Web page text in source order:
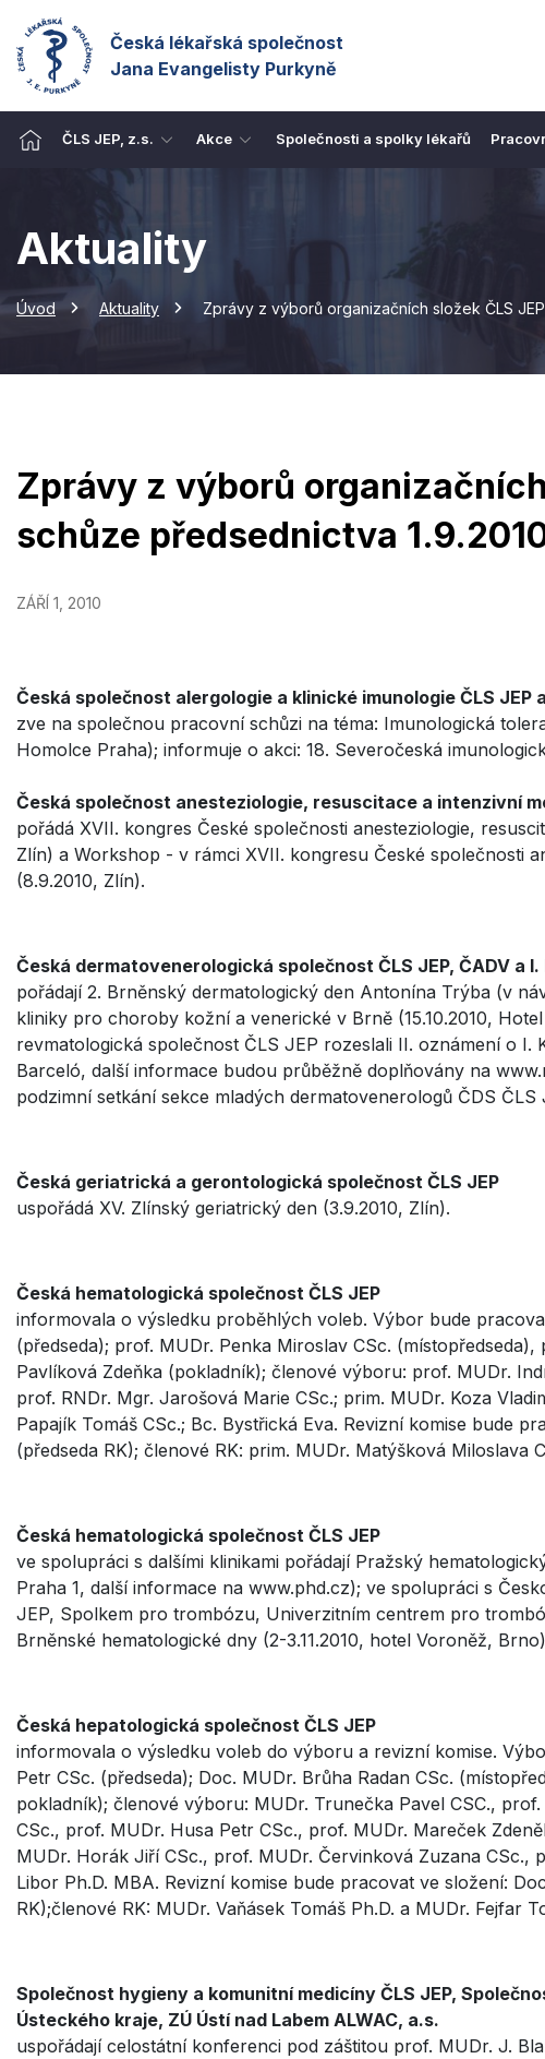
Česká lékařská společnost
Jana Evangelisty Purkyně
ČLS JEP, z.s. Akce Společnosti a spolky lékařů
Aktuality
Úvod Aktuality Zprávy z výborů organizačních složek ČLS
Zprávy z výborů
schůze předsednictva
ZÁŘÍ 1, 2010
Česká společnost alergologie a klinické imunologie ČLS JEP
zve na společnou pracovní schůzi na téma: Imunologická
Homolce Praha); informuje o akci: 18. Severočeská
Česká společnost anesteziologie, resuscitace a intenzivní
pořádá XVII. kongres České společnosti anesteziologie,
Zlín) a Workshop - v rámci XVII. kongresu České společnosti
(8.9.2010, Zlín).
Česká dermatovenerologická společnost ČLS JEP, ČADV a
pořádají 2. Brněnský dermatologický den Antonína Trýba (v
kliniky pro choroby kožní a venerické v Brně (15.10.2010,
revmatologická společnost ČLS JEP rozeslali II. oznámení o I.
Barceló, další informace budou průběžně doplňovány na
podzimní setkání sekce mladých dermatovenerologů ČDS ČLS
Česká geriatrická a gerontologická společnost ČLS JEP
uspořádá XV. Zlínský geriatrický den (3.9.2010, Zlín).
Česká hematologická společnost ČLS JEP
informovala o výsledku proběhlých voleb. Výbor bude
(předseda); prof. MUDr. Penka Miroslav CSc.
Pavlíková Zdeňka (pokladník); členové výboru: prof. MUDr.
prof. RNDr. Mgr. Jarošová Marie CSc.; prim. MUDr. Koza
Papajík Tomáš CSc.; Bc. Bystřická Eva. Revizní komise bude
(předseda RK); členové RK: prim. MUDr. Matýšková Miloslava
Česká hematologická společnost ČLS JEP
ve spolupráci s dalšími klinikami pořádají Pražský
Praha 1, další informace na www.phd.cz); ve spolupráci s
JEP, Spolkem pro trombózu, Univerzitním centrem pro
Brněnské hematologické dny (2-3.11.2010, hotel Voroněž,
Česká hepatologická společnost ČLS JEP
informovala o výsledku voleb do výboru a revizní komise.
Petr CSc. (předseda); Doc. MUDr. Brůha Radan CSc.
pokladník); členové výboru: MUDr. Trunečka Pavel CSC.,
CSc., prof. MUDr. Husa Petr CSc., prof. MUDr. Mareček
MUDr. Horák Jiří CSc., prof. MUDr. Červinková Zuzana CSc.,
Libor Ph.D. MBA. Revizní komise bude pracovat ve složení:
RK);členové RK: MUDr. Vaňásek Tomáš Ph.D. a MUDr. Fejfar
Společnost hygieny a komunitní medicíny ČLS JEP,
Ústeckého kraje, ZÚ Ústí nad Labem ALWAC, a.s.
uspořádají celostátní konferenci pod záštitou prof. MUDr. J.